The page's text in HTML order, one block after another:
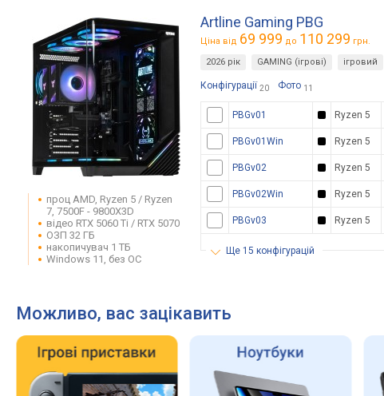
проц AMD, Ryzen 5 / Ryzen
7, 7500F - 9800X3D
відео RTX 5060 Ti / RTX 5070
ОЗП 32 ГБ
накопичувач 1 ТБ
Windows 11, без ОС
Artline Gaming PBG
Ціна від 69 999 до 110 299 грн.
2026 рік
GAMING (ігрові) ігровий
Конфігурації 20 Фото 11
PBGv01 Ryzen 5
PBGv01Win Ryzen 5
PBGv02 Ryzen 5
PBGv02Win Ryzen 5
PBGv03 Ryzen 5
ще 15 конфігурацій
Можливо, вас зацікавить